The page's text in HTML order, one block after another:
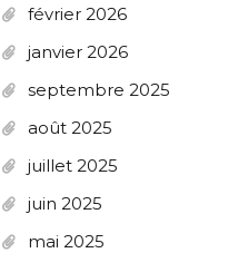
février 2026
janvier 2026
septembre 2025
août 2025
juillet 2025
juin 2025
mai 2025